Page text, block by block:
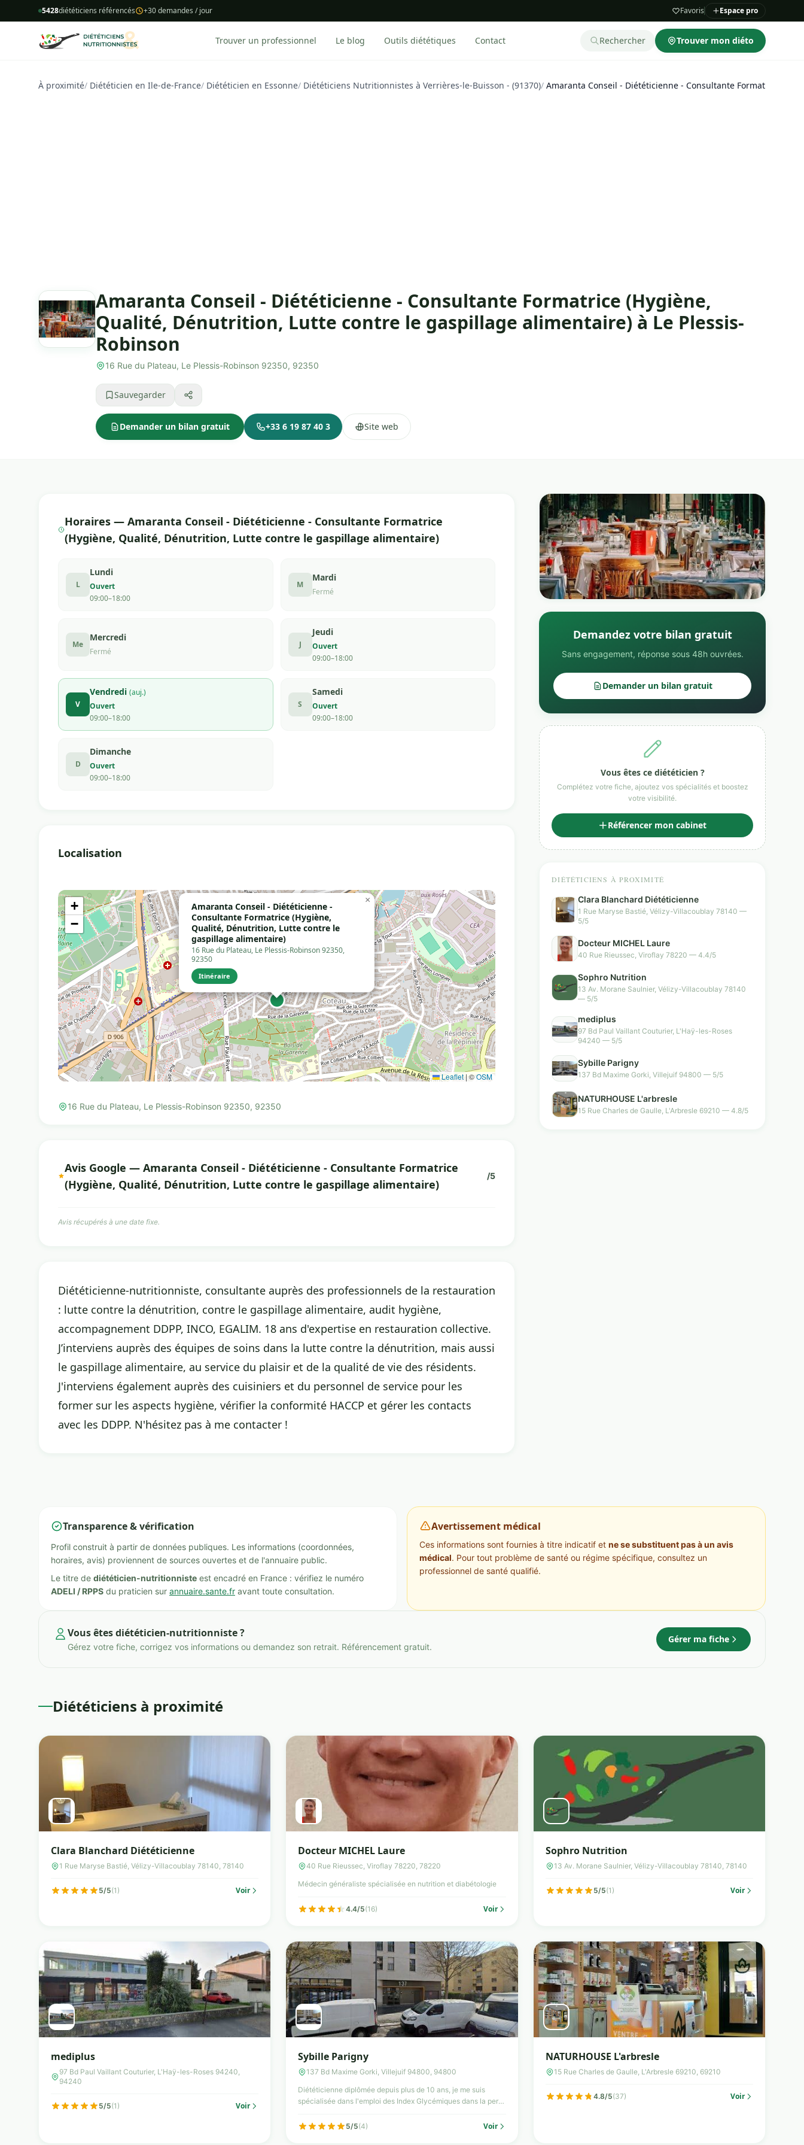
5428diététiciens référencés +30 demandes / jour Favoris Espace pro
Trouver un professionnel Le blog Outils diététiques Contact Rechercher Trouver mon diéto
À proximité/ Diététicien en Ile-de-France/ Diététicien en Essonne/ Diététiciens Nutritionnistes à Verrières-le-Buisson - (91370)/ Amaranta Conseil - Diététicienne - Consultante Formatrice
Amaranta Conseil - Diététicienne - Consultante Formatrice (Hygiène,
Qualité, Dénutrition, Lutte contre le gaspillage alimentaire) à Le Plessis-
Robinson
16 Rue du Plateau, Le Plessis-Robinson 92350, 92350
Sauvegarder
Demander un bilan gratuit +33 6 19 87 40 3 Site web
Horaires — Amaranta Conseil - Diététicienne - Consultante Formatrice
(Hygiène, Qualité, Dénutrition, Lutte contre le gaspillage alimentaire)
L
Lundi
Ouvert
09:00–18:00
M
Mardi
Fermé
Me
Mercredi
Fermé
J
Jeudi
Ouvert
09:00–18:00
V
Vendredi (auj.)
Ouvert
09:00–18:00
S
Samedi
Ouvert
09:00–18:00
D
Dimanche
Ouvert
09:00–18:00
Localisation
Amaranta Conseil - Diététicienne -
Consultante Formatrice (Hygiène,
Qualité, Dénutrition, Lutte contre le
gaspillage alimentaire)
16 Rue du Plateau, Le Plessis-Robinson 92350,
92350
Itinéraire
×
+
−
Leaflet | ©OSM
16 Rue du Plateau, Le Plessis-Robinson 92350, 92350
Avis Google — Amaranta Conseil - Diététicienne - Consultante Formatrice
(Hygiène, Qualité, Dénutrition, Lutte contre le gaspillage alimentaire)
/5
Avis récupérés à une date fixe.
Diététicienne-nutritionniste, consultante auprès des professionnels de la restauration
: lutte contre la dénutrition, contre le gaspillage alimentaire, audit hygiène,
accompagnement DDPP, INCO, EGALIM. 18 ans d'expertise en restauration collective.
J’interviens auprès des équipes de soins dans la lutte contre la dénutrition, mais aussi
le gaspillage alimentaire, au service du plaisir et de la qualité de vie des résidents.
J'interviens également auprès des cuisiniers et du personnel de service pour les
former sur les aspects hygiène, vérifier la conformité HACCP et gérer les contacts
avec les DDPP. N'hésitez pas à me contacter !
Demandez votre bilan gratuit
Sans engagement, réponse sous 48h ouvrées.
Demander un bilan gratuit
Vous êtes ce diététicien ?
Complétez votre fiche, ajoutez vos spécialités et boostez
votre visibilité.
Référencer mon cabinet
DIÉTÉTICIENS À PROXIMITÉ
Clara Blanchard Diététicienne
1 Rue Maryse Bastié, Vélizy-Villacoublay 78140 —
5/5
Docteur MICHEL Laure
40 Rue Rieussec, Viroflay 78220 — 4.4/5
Sophro Nutrition
13 Av. Morane Saulnier, Vélizy-Villacoublay 78140
— 5/5
mediplus
97 Bd Paul Vaillant Couturier, L'Haÿ-les-Roses
94240 — 5/5
Sybille Parigny
137 Bd Maxime Gorki, Villejuif 94800 — 5/5
NATURHOUSE L'arbresle
15 Rue Charles de Gaulle, L'Arbresle 69210 — 4.8/5
Transparence & vérification
Profil construit à partir de données publiques. Les informations (coordonnées,
horaires, avis) proviennent de sources ouvertes et de l'annuaire public.
Le titre de diététicien-nutritionniste est encadré en France : vérifiez le numéro
ADELI / RPPS du praticien sur annuaire.sante.fr avant toute consultation.
Avertissement médical
Ces informations sont fournies à titre indicatif et ne se substituent pas à un avis
médical. Pour tout problème de santé ou régime spécifique, consultez un
professionnel de santé qualifié.
Vous êtes diététicien-nutritionniste ?
Gérez votre fiche, corrigez vos informations ou demandez son retrait. Référencement gratuit.
Gérer ma fiche
Diététiciens à proximité
Clara Blanchard Diététicienne
1 Rue Maryse Bastié, Vélizy-Villacoublay 78140, 78140
5/5(1) Voir
Docteur MICHEL Laure
40 Rue Rieussec, Viroflay 78220, 78220
Médecin généraliste spécialisée en nutrition et diabétologie
4.4/5(16) Voir
Sophro Nutrition
13 Av. Morane Saulnier, Vélizy-Villacoublay 78140, 78140
5/5(1) Voir
mediplus
97 Bd Paul Vaillant Couturier, L'Haÿ-les-Roses 94240,
94240
5/5(1) Voir
Sybille Parigny
137 Bd Maxime Gorki, Villejuif 94800, 94800
Diététicienne diplômée depuis plus de 10 ans, je me suis
spécialisée dans l'emploi des Index Glycémiques dans la perte
5/5(4) Voir
NATURHOUSE L'arbresle
15 Rue Charles de Gaulle, L'Arbresle 69210, 69210
4.8/5(37) Voir